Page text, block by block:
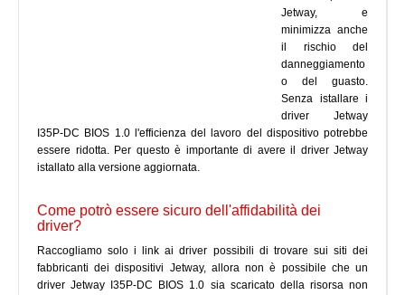
Jetway, e
minimizza anche
il rischio del
danneggiamento
o del guasto.
Senza istallare i
driver Jetway
I35P-DC BIOS 1.0 l'efficienza del lavoro del dispositivo potrebbe
essere ridotta. Per questo è importante di avere il driver Jetway
istallato alla versione aggiornata.
Come potrò essere sicuro dell'affidabilità dei
driver?
Raccogliamo solo i link ai driver possibili di trovare sui siti dei
fabbricanti dei dispositivi Jetway, allora non è possibile che un
driver Jetway I35P-DC BIOS 1.0 sia scaricato della risorsa non